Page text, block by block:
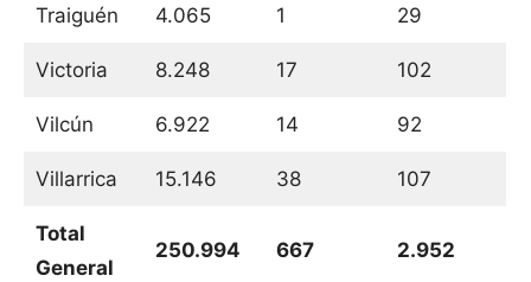
Traiguén 4.065 1 29
Victoria 8.248 17 102
Vilcún 6.922 14 92
Villarrica 15.146 38 107
Total
General
250.994 667 2.952